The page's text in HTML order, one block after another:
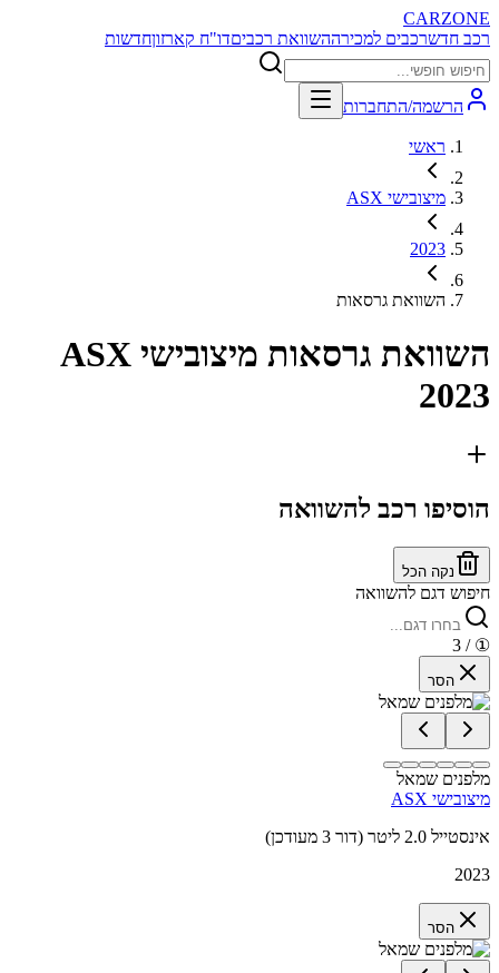
CARZONE
רכב חדשרכבים למכירההשוואת רכביםדו"ח קארזוןחדשות
הרשמה/התחברות
ראשי
מיצובישי ASX
2023
השוואת גרסאות
השוואת גרסאות
מיצובישי ASX
2023
הוסיפו רכב להשוואה
נקה הכל
חיפוש דגם להשוואה
①
/ 3
הסר
מלפנים שמאל
מיצובישי ASX
אינסטייל 2.0 ליטר (דור 3 מעודכן)
2023
הסר